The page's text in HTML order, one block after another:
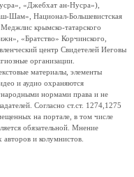
«Джебхат ан-Нусра»),
Шам», Национал-Большевистская
крымско-татарского
«Братство» Корчинского,
центр Свидетелей Иеговы
организации.
материалы, элементы
и аудио охраняются
нормами права и не
Согласно ст.ст. 1274,1275
на портале, в том числе
обязательной. Мнение
и колумнистов.